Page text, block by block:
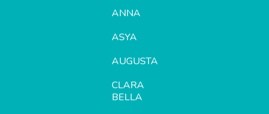
ANNA
ASYA
AUGUSTA
CLARA
BELLA